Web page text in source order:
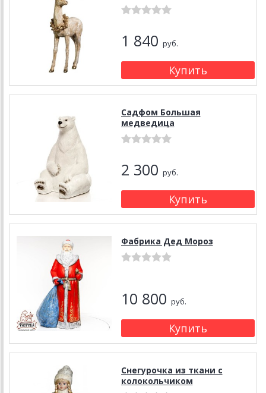
1 840 руб.
Садфом Большая
медведица
2 300 руб.
Фабрика Дед Мороз
10 800 руб.
Снегурочка из ткани с
колокольчиком